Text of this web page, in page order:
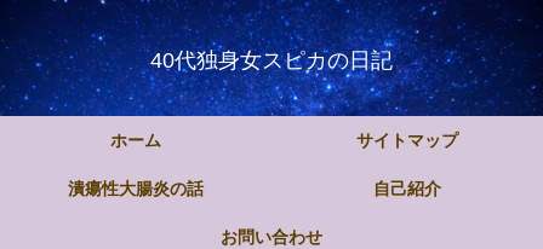
40代独身女スピカの日記
ホーム サイトマップ
潰瘍性大腸炎の話 自己紹介
お問い合わせ